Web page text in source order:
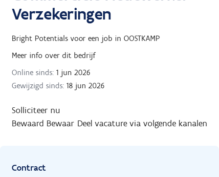
Verzekeringen
Bright Potentials voor een job in OOSTKAMP
Meer info over dit bedrijf
Online sinds: 1 jun 2026
Gewijzigd sinds: 18 jun 2026
Solliciteer nu
Bewaard Bewaar Deel vacature via volgende kanalen
Contract